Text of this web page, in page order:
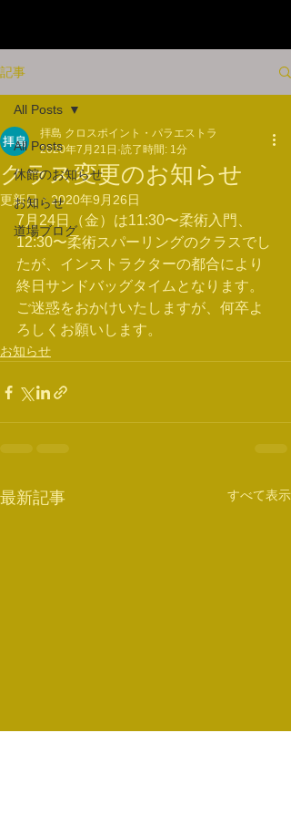
記事
All Posts
休館のお知らせ
お知らせ
道場ブログ
All Posts
クラス変更のお知らせ
拝島 クロスポイント・パラエストラ
2020年7月21日 読了時間: 1分
更新日：2020年9月26日
7月24日（金）は11:30〜柔術入門、
12:30〜柔術スパーリングのクラスでし
たが、インストラクターの都合により
終日サンドバッグタイムとなります。
ご迷惑をおかけいたしますが、何卒よ
ろしくお願いします。
お知らせ
最新記事 すべて表示